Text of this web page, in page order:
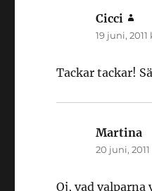
Cicci
19 juni, 2011
Tackar tackar!
Martina
20 juni, 2011
Oj, vad